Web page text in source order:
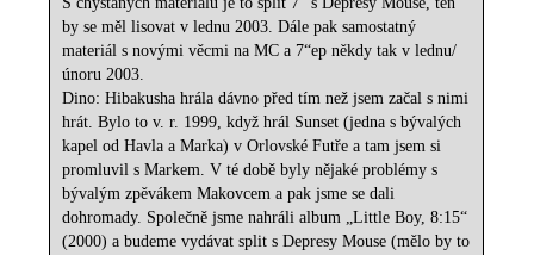
by se měl lisovat v lednu 2003. Dále pak samostatný
materiál s novými věcmi na MC a 7“ep někdy tak v lednu/
únoru 2003.
Dino: Hibakusha hrála dávno před tím než jsem začal s nimi
hrát. Bylo to v. r. 1999, když hrál Sunset (jedna s bývalých
kapel od Havla a Marka) v Orlovské Futře a tam jsem si
promluvil s Markem. V té době byly nějaké problémy s
bývalým zpěvákem Makovcem a pak jsme se dali
dohromady. Společně jsme nahráli album „Little Boy, 8:15“
(2000) a budeme vydávat split s Depresy Mouse (mělo by to